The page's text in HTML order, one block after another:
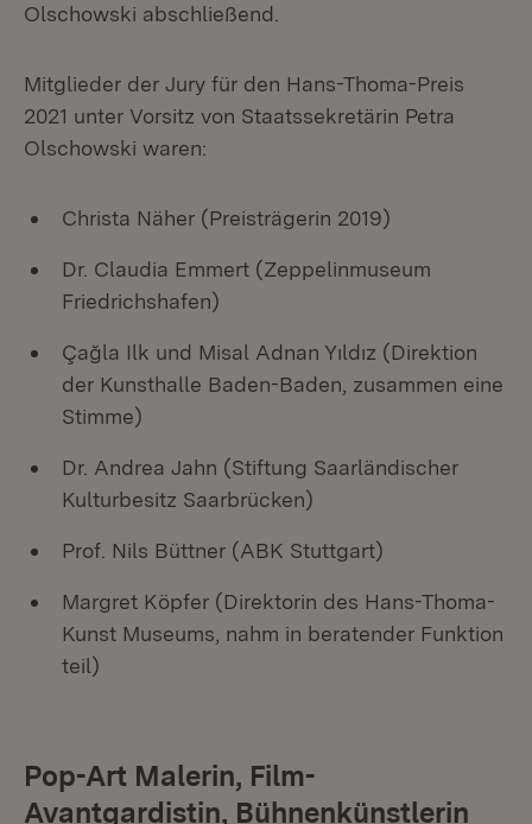
Olschowski abschließend.
Mitglieder der Jury für den Hans-Thoma-Preis
2021 unter Vorsitz von Staatssekretärin Petra
Olschowski waren:
Christa Näher (Preisträgerin 2019)
Dr. Claudia Emmert (Zeppelinmuseum
Friedrichshafen)
Çağla Ilk und Misal Adnan Yıldız (Direktion
der Kunsthalle Baden-Baden, zusammen eine
Stimme)
Dr. Andrea Jahn (Stiftung Saarländischer
Kulturbesitz Saarbrücken)
Prof. Nils Büttner (ABK Stuttgart)
Margret Köpfer (Direktorin des Hans-Thoma-
Kunst Museums, nahm in beratender Funktion
teil)
Pop-Art Malerin, Film-
Avantgardistin, Bühnenkünstlerin